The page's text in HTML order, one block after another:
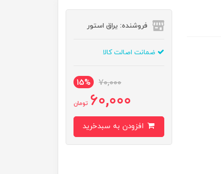
فروشنده: یراق استور
ضمانت اصالت کالا
70,000
15%
60,000 تومان